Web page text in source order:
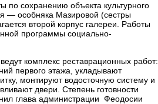
сохранению объекта культурного
— особняка Мазировой (сестры
второй корпус галереи. Работы
программы социально-
комплекс реставрационных работ:
первого этажа, укладывают
монтируют водосточную систему и
двери. Степень готовности
глава администрации Феодосии